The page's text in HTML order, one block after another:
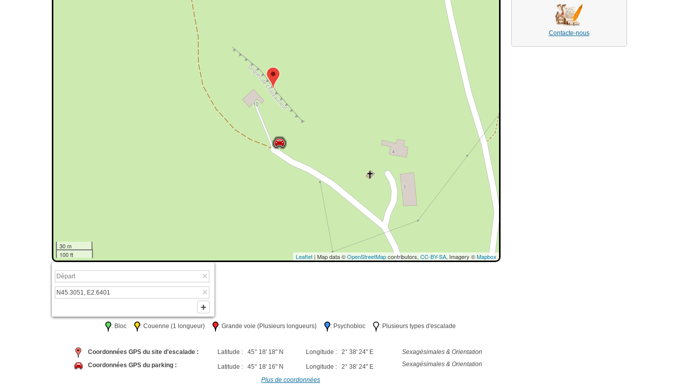
30 m
100 ft
Leaflet| Map data ©OpenStreetMapcontributors, CC-BY-SA, Imagery ©Mapbox
: Bloc : Couenne (1 longueur) : Grande voie (Plusieurs longueurs) : Psychobloc : Plusieurs types d'escalade
Coordonnées GPS du site d'escalade : Latitude : 45° 18' 18" N Longitude : 2° 38' 24" E
Sexagésimales & Orientation
Coordonnées GPS du parking :
Latitude : 45° 18' 16" N Longitude : 2° 38' 24" E Sexagésimales & Orientation
Plus de coordonnées
Contacte-nous